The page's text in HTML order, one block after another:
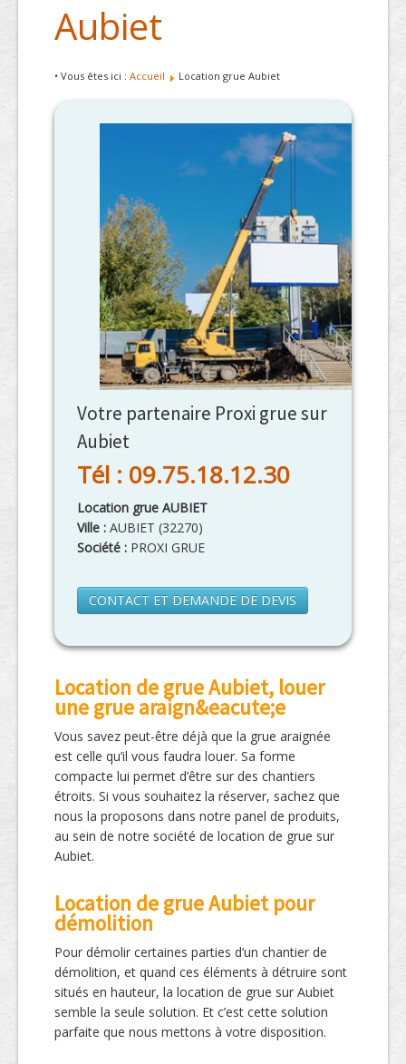
Aubiet
• Vous êtes ici : Accueil Location grue Aubiet
Votre partenaire Proxi grue sur
Aubiet
Tél : 09.75.18.12.30
Location grue AUBIET
Ville : AUBIET (32270)
Société : PROXI GRUE
CONTACT ET DEMANDE DE DEVIS
Location de grue Aubiet, louer
une grue araign&eacute;e
Vous savez peut-être déjà que la grue araignée
est celle qu’il vous faudra louer. Sa forme
compacte lui permet d’être sur des chantiers
étroits. Si vous souhaitez la réserver, sachez que
nous la proposons dans notre panel de produits,
au sein de notre société de location de grue sur
Aubiet.
Location de grue Aubiet pour
démolition
Pour démolir certaines parties d’un chantier de
démolition, et quand ces éléments à détruire sont
situés en hauteur, la location de grue sur Aubiet
semble la seule solution. Et c’est cette solution
parfaite que nous mettons à votre disposition.